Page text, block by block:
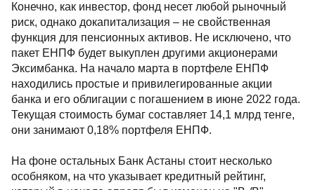
Конечно, как инвестор, фонд несет любой рыночный
риск, однако докапитализация – не свойственная
функция для пенсионных активов. Не исключено, что
пакет ЕНПФ будет выкуплен другими акционерами
Эксимбанка. На начало марта в портфеле ЕНПФ
находились простые и привилегированные акции
банка и его облигации с погашением в июне 2022 года.
Текущая стоимость бумаг составляет 14,1 млрд тенге,
они занимают 0,18% портфеля ЕНПФ.
На фоне остальных Банк Астаны стоит несколько
особняком, на что указывает кредитный рейтинг,